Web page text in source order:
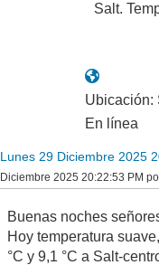
Salt.
Ubicación:
En línea
Lunes 29 Diciembre 2025
Diciembre 2025 20:22:53 PM
Buenas noches
Hoy temperatura
°C y 9,1 °C a Salt-